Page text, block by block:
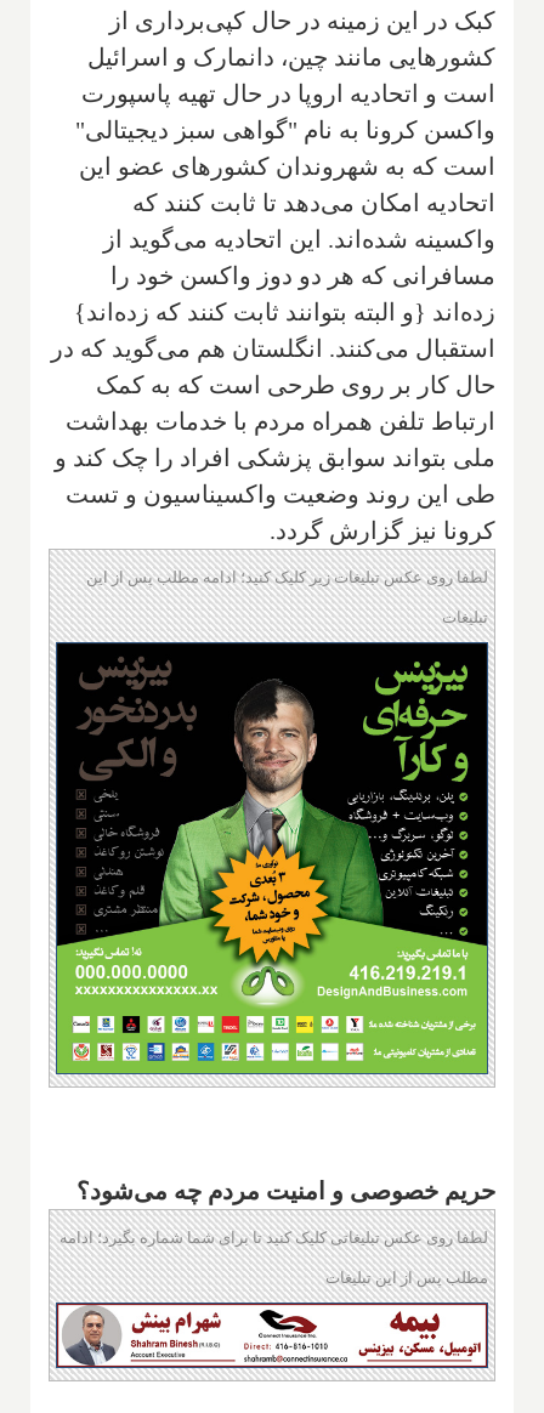
کبک در این زمینه در حال کپی‌برداری از
کشورهایی مانند چین، دانمارک و اسرائیل
است و اتحادیه اروپا در حال تهیه پاسپورت
واکسن کرونا به نام "گواهی سبز دیجیتالی"
است که به شهروندان کشورهای عضو این
اتحادیه امکان می‌دهد تا ثابت کنند که
واکسینه شده‌اند. این اتحادیه می‌گوید از
مسافرانی که هر دو دوز واکسن خود را
زده‌اند {و البته بتوانند ثابت کنند که زده‌اند}
استقبال می‌کنند. انگلستان هم می‌گوید که در
حال کار بر روی طرحی است که به کمک
ارتباط تلفن همراه مردم با خدمات بهداشت
ملی بتواند سوابق پزشکی افراد را چک کند و
طی این روند وضعیت واکسیناسیون و تست
کرونا نیز گزارش گردد.
لطفا روی عکس تبلیغات زیر کلیک کنید؛ ادامه مطلب پس از این
تبلیغات
حریم خصوصی و امنیت مردم چه می‌شود؟
لطفا روی عکس تبلیغاتی کلیک کنید تا برای شما شماره بگیرد؛ ادامه
مطلب پس از این تبلیغات